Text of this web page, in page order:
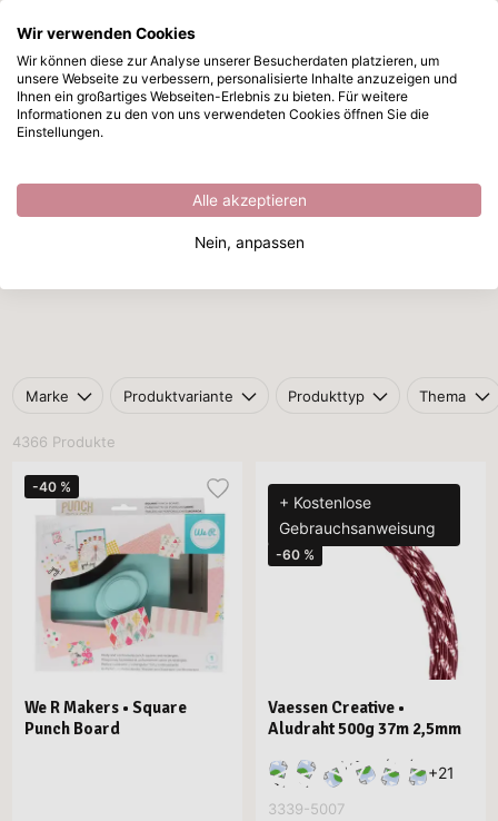
Zum Hauptinhalt springen
Sofort ab Lager lieferbar
Outlet
Startseite / Angebote / Outlet
Marke Produktvariante Produkttyp Thema
4366 Produkte
-40 %
We R Makers • Square
Punch Board
+ Kostenlose
Gebrauchsanweisung
-60 %
Vaessen Creative •
Aludraht 500g 37m 2,5mm
+21
3339-5007
Wir verwenden Cookies
Wir können diese zur Analyse unserer Besucherdaten platzieren, um
unsere Webseite zu verbessern, personalisierte Inhalte anzuzeigen und
Ihnen ein großartiges Webseiten-Erlebnis zu bieten. Für weitere
Informationen zu den von uns verwendeten Cookies öffnen Sie die
Einstellungen.
Alle akzeptieren
Nein, anpassen